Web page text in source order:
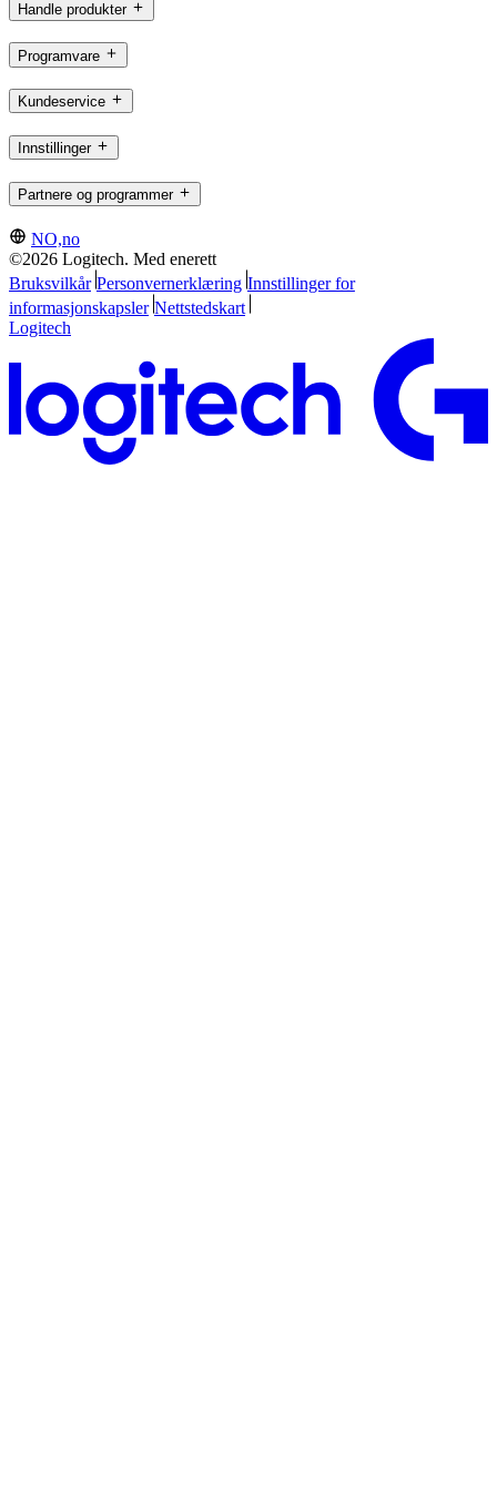
Handle produkter
Programvare
Kundeservice
Innstillinger
Partnere og programmer
NO,no
©2026 Logitech. Med enerett
Bruksvilkår Personvernerklæring Innstillinger for
informasjonskapsler Nettstedskart
Logitech